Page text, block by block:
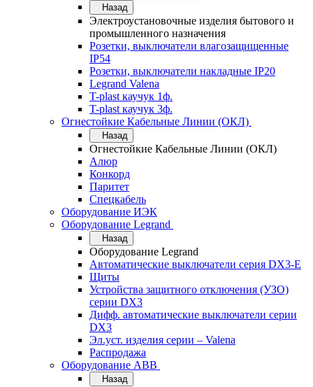
Назад
Электроустановочные изделия бытового и
промышленного назначения
Розетки, выключатели влагозащищенные
IP54
Розетки, выключатели накладные IP20
Legrand Valena
T-plast каучук 1ф.
T-plast каучук 3ф.
Огнестойкие Кабельные Линии (ОКЛ)
Назад
Огнестойкие Кабельные Линии (ОКЛ)
Алюр
Конкорд
Паритет
Спецкабель
Оборудование ИЭК
Оборудование Legrand
Назад
Оборудование Legrand
Автоматические выключатели серия DX3-E
Щиты
Устройства защитного отключения (УЗО)
серии DX3
Дифф. автоматические выключатели серии
DX3
Эл.уст. изделия серии – Valena
Распродажа
Оборудование АВВ
Назад